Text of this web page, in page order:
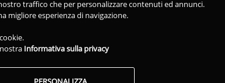
traffico che per personalizzare contenuti ed annunci.
migliore esperienza di navigazione.
Informativa sulla privacy